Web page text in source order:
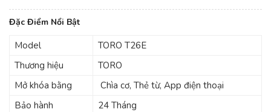
Đặc Điểm Nổi Bật
Model
TORO T26E
Thương hiệu
TORO
Mở khóa bằng
Chìa cơ, Thẻ từ, App điện thoại
Bảo hành
24 Tháng